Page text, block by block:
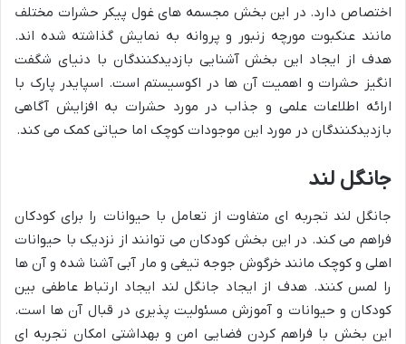
اختصاص دارد. در این بخش مجسمه های غول پیکر حشرات مختلف
مانند عنکبوت مورچه زنبور و پروانه به نمایش گذاشته شده اند.
هدف از ایجاد این بخش آشنایی بازدیدکنندگان با دنیای شگفت
انگیز حشرات و اهمیت آن ها در اکوسیستم است. اسپایدر پارک با
ارائه اطلاعات علمی و جذاب در مورد حشرات به افزایش آگاهی
بازدیدکنندگان در مورد این موجودات کوچک اما حیاتی کمک می کند.
جانگل لند
جانگل لند تجربه ای متفاوت از تعامل با حیوانات را برای کودکان
فراهم می کند. در این بخش کودکان می توانند از نزدیک با حیوانات
اهلی و کوچک مانند خرگوش جوجه تیغی و مار آبی آشنا شده و آن ها
را لمس کنند. هدف از ایجاد جانگل لند ایجاد ارتباط عاطفی بین
کودکان و حیوانات و آموزش مسئولیت پذیری در قبال آن ها است.
این بخش با فراهم کردن فضایی امن و بهداشتی امکان تجربه ای